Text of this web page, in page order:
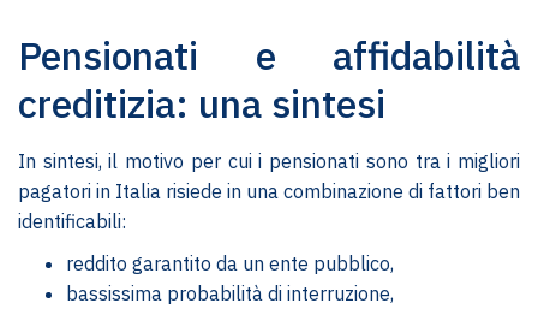
Pensionati e affidabilità
creditizia: una sintesi
In sintesi, il motivo per cui i pensionati sono tra i migliori
pagatori in Italia risiede in una combinazione di fattori ben
identificabili:
reddito garantito da un ente pubblico,
bassissima probabilità di interruzione,